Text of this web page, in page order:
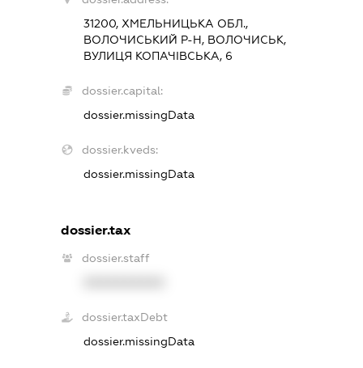
31200, ХМЕЛЬНИЦЬКА ОБЛ.,
ВОЛОЧИСЬКИЙ Р-Н, ВОЛОЧИСЬК,
ВУЛИЦЯ КОПАЧІВСЬКА, 6
dossier.capital:
dossier.missingData
dossier.kveds:
dossier.missingData
dossier.tax
dossier.staff
dossier.taxDebt
dossier.missingData